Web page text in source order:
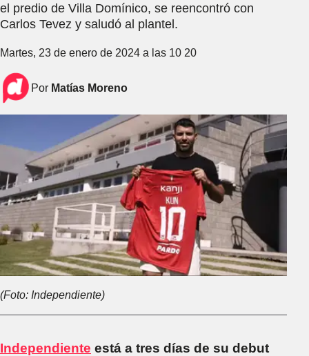
el predio de Villa Domínico, se reencontró con
Carlos Tevez y saludó al plantel.
Martes, 23 de enero de 2024 a las 10 20
Por Matías Moreno
(Foto: Independiente)
Independiente está a tres días de su debut